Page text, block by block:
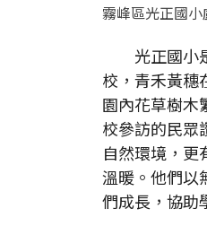
霧峰區光正國
光正國小是
校，青禾黃穗
園內花草樹木
校參訪的民眾
自然環境，更
溫暖。他們以
們成長，協助